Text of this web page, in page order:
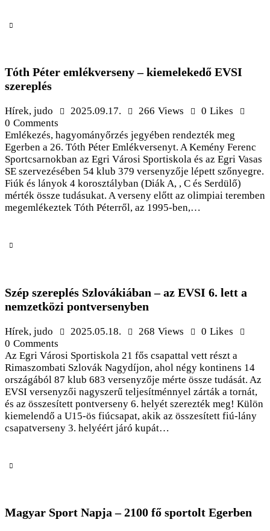
Tóth Péter emlékverseny – kiemelekedő EVSI
szereplés
Hírek, judo 2025.09.17. 266 Views 0 Likes
0 Comments
Emlékezés, hagyományőrzés jegyében rendezték meg
Egerben a 26. Tóth Péter Emlékversenyt. A Kemény Ferenc
Sportcsarnokban az Egri Városi Sportiskola és az Egri Vasas
SE szervezésében 54 klub 379 versenyzője lépett szőnyegre.
Fiúk és lányok 4 korosztályban (Diák A, , C és Serdülő)
mérték össze tudásukat. A verseny előtt az olimpiai teremben
megemlékeztek Tóth Péterről, az 1995-ben,…
Szép szereplés Szlovákiában – az EVSI 6. lett a
nemzetközi pontversenyben
Hírek, judo 2025.05.18. 268 Views 0 Likes
0 Comments
Az Egri Városi Sportiskola 21 fős csapattal vett részt a
Rimaszombati Szlovák Nagydíjon, ahol négy kontinens 14
országából 87 klub 683 versenyzője mérte össze tudását. Az
EVSI versenyzői nagyszerű teljesítménnyel zárták a tornát,
és az összesített pontverseny 6. helyét szerezték meg! Külön
kiemelendő a U15-ös fiúcsapat, akik az összesített fiú-lány
csapatverseny 3. helyéért járó kupát…
Magyar Sport Napja – 2100 fő sportolt Egerben